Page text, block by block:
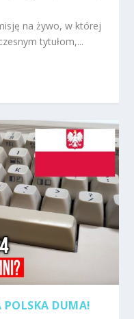
na żywo, w której
tytułom,...
DUMA!